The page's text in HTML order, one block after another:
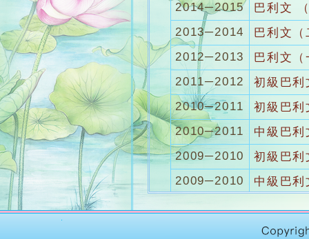
2014─2015
巴利文
2013─2014
巴利文
2012─2013
巴利文
2011─2012
初級巴
2010─2011
初級巴
2010─2011
中級巴
2009─2010
初級巴
2009─2010
中級巴
中級巴